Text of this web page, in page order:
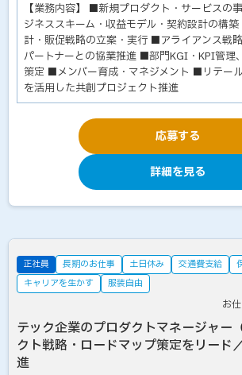
【業務内容】 ■新規プロダクト・サービスの
ジネススキーム・収益モデル・契約設計の構
計・販促戦略の立案・実行 ■アライアンス戦
パートナーとの協業推進 ■部門KGI・KPI管理
策定 ■メンバー育成・マネジメント ■リテー
を活用した共創プロジェクト推進
応募する
詳細を見る
正社員 長期のお仕事 土日休み 交通費支給
キャリアを生かす
服装自由
お
テック企業のプロダクトマネージャー
クト戦略・ロードマップ策定をリード
進